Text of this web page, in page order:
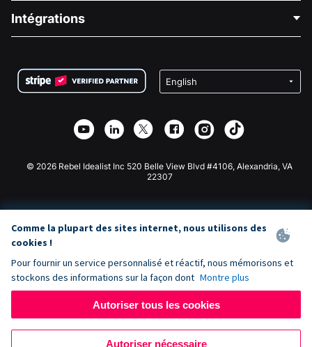
Carrières
Confidentialité
Partenariat d'affiliation
Bibliothèque
Collecte de fonds médicale
Collecte de fonds caritative
Intégrations
Plugin de don Wix
Application de don Webflow
Don Joomla
© 2026 Rebel Idealist Inc 520 Belle View Blvd #4106, Alexandria, VA
22307
Comme la plupart des sites internet, nous utilisons des
cookies !
Pour fournir un service personnalisé et réactif, nous mémorisons et
stockons des informations sur la façon dont Montre plus
Autoriser tous les cookies
Autoriser nécessaire